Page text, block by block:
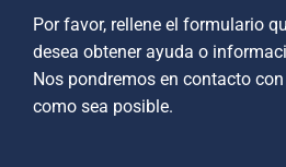
Por favor, rellene el formulario
desea obtener ayuda o
Nos pondremos en contacto
como sea posible.